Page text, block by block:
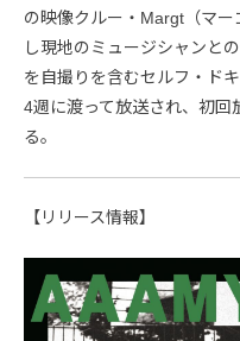
の映像クルー・Margt（マ
し現地のミュージシャンと
を自撮りを含むセルフ・ド
4週に渡って放送され、初
る。
【リリース情報】